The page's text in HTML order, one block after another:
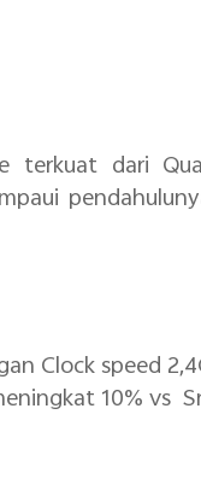
terkuat dari
Clock speed
10% vs